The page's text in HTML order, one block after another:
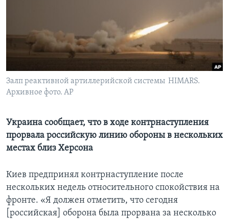
СОЦИАЛЬНЫЕ СЕТИ
Языки
Залп реактивной артиллерийской системы HIMARS.
Архивное фото. AP
Украина сообщает, что в ходе контрнаступления
прорвала российскую линию обороны в нескольких
местах близ Херсона
Киев предпринял контрнаступление после
нескольких недель относительного спокойствия на
фронте. «Я должен отметить, что сегодня
[российская] оборона была прорвана за несколько